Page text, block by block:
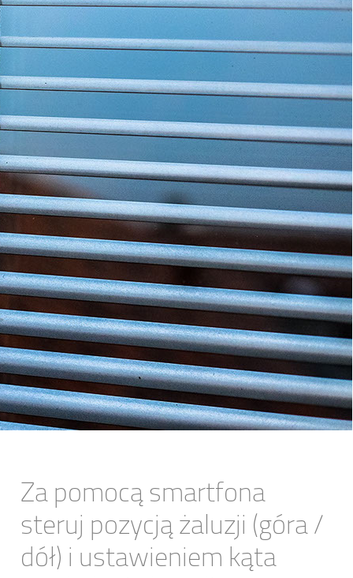
Za pomocą smartfona
steruj pozycją żaluzji (góra /
dół) i ustawieniem kąta